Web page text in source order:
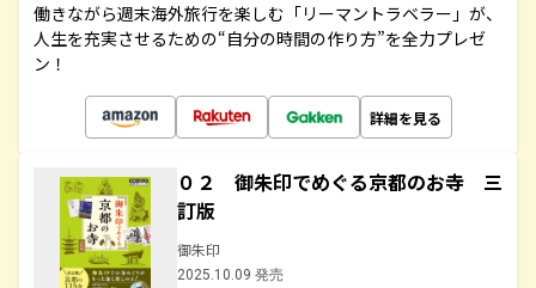
働きながら週末海外旅行を楽しむ「リーマントラベラー」が、
人生を充実させるための“自分の時間の作り方”を全力プレゼ
ン！
詳細を見る
０２ 御朱印でめぐる京都のお寺 三
訂版
御朱印
2025.10.09 発売